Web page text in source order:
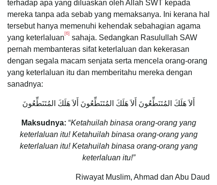
terhadap apa yang diluaskan oleh Allah SWT kepada
mereka tanpa ada sebab yang memaksanya. Ini kerana hal
tersebut hanya memenuhi kehendak sebahagian agama
yang keterlaluan [6] sahaja. Sedangkan Rasulullah SAW
pernah membanteras sifat keterlaluan dan kekerasan
dengan segala macam senjata serta mencela orang-orang
yang keterlaluan itu dan memberitahu mereka dengan
sanadnya:
أَلاَ هَلَكَ المُتَنَطِّعُونَ أَلاَ هَلَكَ المُتَنَطِّعُونَ أَلاَ هَلَكَ المُتَنَطِّعُونَ
Maksudnya: “Ketahuilah binasa orang-orang yang
keterlaluan itu! Ketahuilah binasa orang-orang yang
keterlaluan itu! Ketahuilah binasa orang-orang yang
keterlaluan itu!”
Riwayat Muslim, Ahmad dan Abu Daud